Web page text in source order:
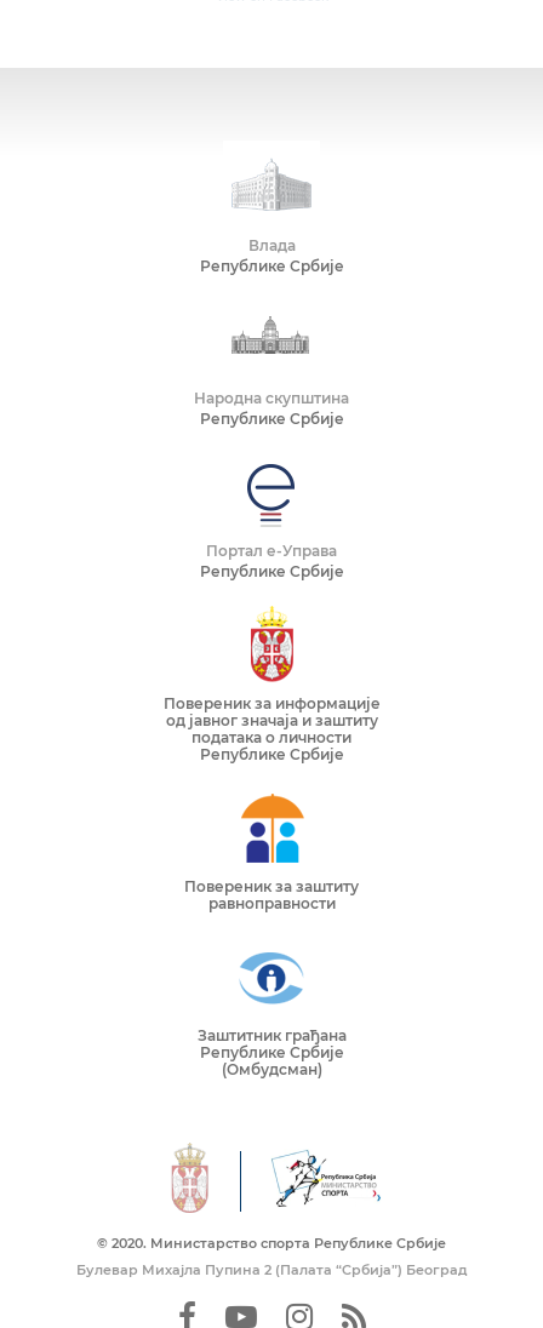
Влада
Републике Србије
Народна скупштина
Републике Србије
Портал е-Управа
Републике Србије
Повереник за информације
од јавног значаја и заштиту
података о личности
Републике Србије
Повереник за заштиту
равноправности
Заштитник грађана
Републике Србије
(Омбудсман)
© 2020. Mинистарство спорта Републике Србије
Булевар Михајла Пупина 2 (Палата “Србија”) Београд